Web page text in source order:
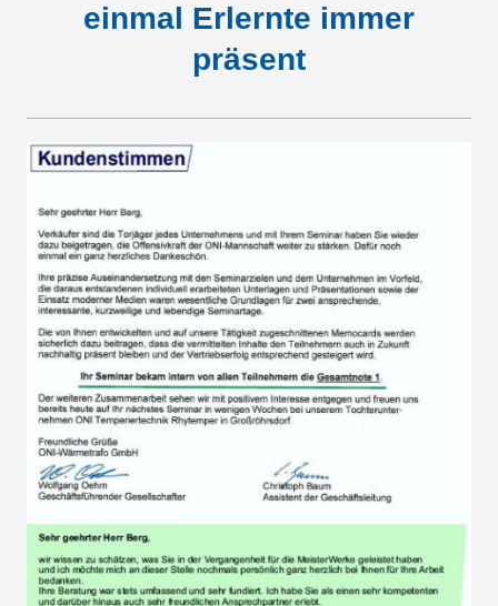
einmal Erlernte immer
präsent